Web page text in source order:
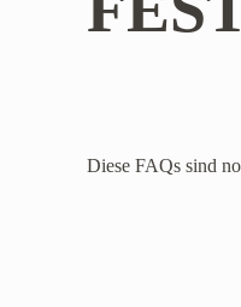
Diese FAQs sind